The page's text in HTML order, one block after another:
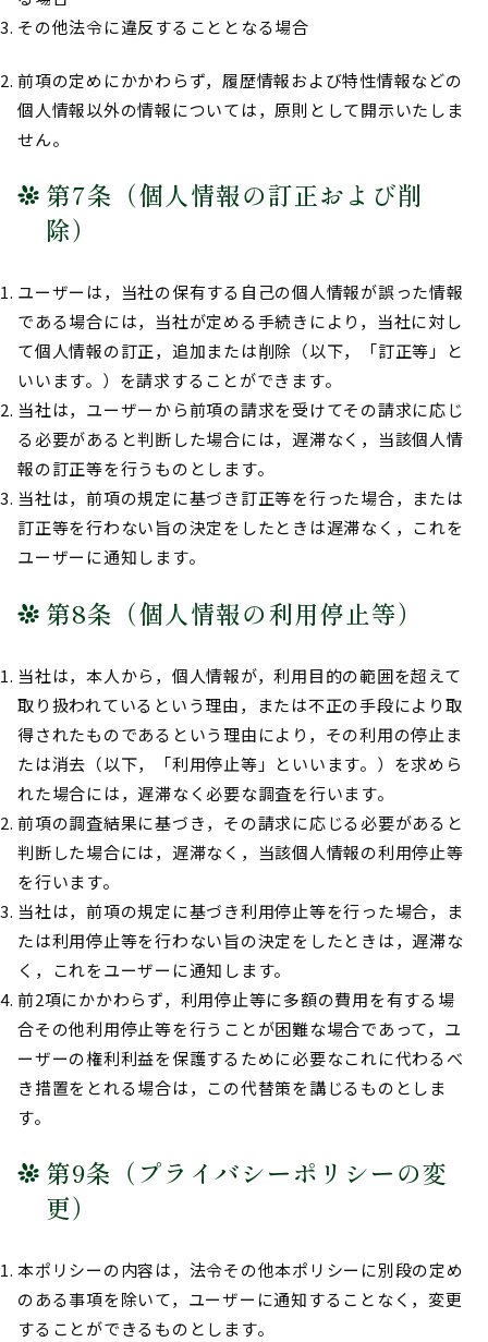
その他法令に違反することとなる場合
前項の定めにかかわらず，履歴情報および特性情報などの
個人情報以外の情報については，原則として開示いたしま
せん。
第7条（個人情報の訂正および削
除）
ユーザーは，当社の保有する自己の個人情報が誤った情報
である場合には，当社が定める手続きにより，当社に対し
て個人情報の訂正，追加または削除（以下，「訂正等」と
いいます。）を請求することができます。
当社は，ユーザーから前項の請求を受けてその請求に応じ
る必要があると判断した場合には，遅滞なく，当該個人情
報の訂正等を行うものとします。
当社は，前項の規定に基づき訂正等を行った場合，または
訂正等を行わない旨の決定をしたときは遅滞なく，これを
ユーザーに通知します。
第8条（個人情報の利用停止等）
当社は，本人から，個人情報が，利用目的の範囲を超えて
取り扱われているという理由，または不正の手段により取
得されたものであるという理由により，その利用の停止ま
たは消去（以下，「利用停止等」といいます。）を求めら
れた場合には，遅滞なく必要な調査を行います。
前項の調査結果に基づき，その請求に応じる必要があると
判断した場合には，遅滞なく，当該個人情報の利用停止等
を行います。
当社は，前項の規定に基づき利用停止等を行った場合，ま
たは利用停止等を行わない旨の決定をしたときは，遅滞な
く，これをユーザーに通知します。
前2項にかかわらず，利用停止等に多額の費用を有する場
合その他利用停止等を行うことが困難な場合であって，ユ
ーザーの権利利益を保護するために必要なこれに代わるべ
き措置をとれる場合は，この代替策を講じるものとしま
す。
第9条（プライバシーポリシーの変
更）
本ポリシーの内容は，法令その他本ポリシーに別段の定め
のある事項を除いて，ユーザーに通知することなく，変更
することができるものとします。